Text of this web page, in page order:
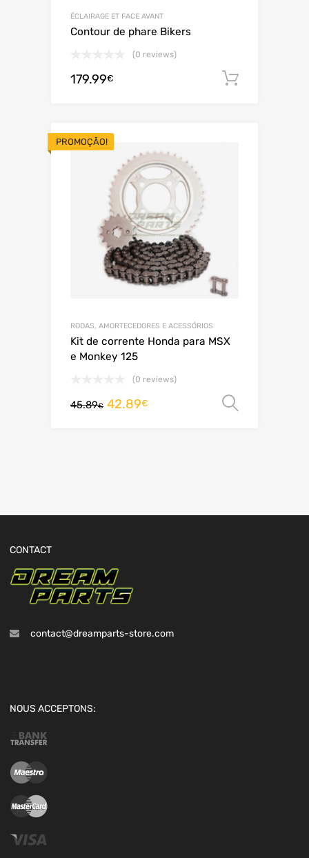
ÉCLAIRAGE ET FACE AVANT
Contour de phare Bikers
(0 reviews)
179.99€
PROMOÇÃO!
RODAS, AMORTECEDORES E ACESSÓRIOS
Kit de corrente Honda para MSX
e Monkey 125
(0 reviews)
45.89€ 42.89€
CONTACT
contact@dreamparts-store.com
NOUS ACCEPTONS: